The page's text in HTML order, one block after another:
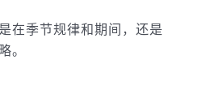
在季节规律和期间，还是
。